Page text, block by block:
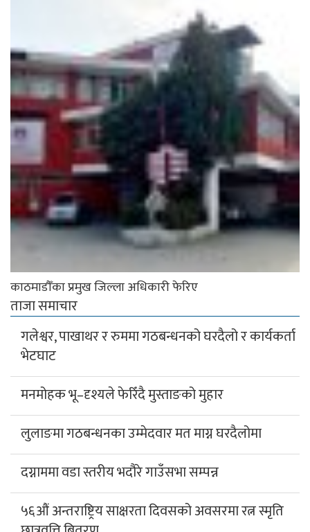
काठमाडौँका प्रमुख जिल्ला अधिकारी फेरिए
ताजा समाचार
गलेश्वर, पाखाथर र रुममा गठबन्धनको घरदैलो र कार्यकर्ता
भेटघाट
मनमोहक भू–दृश्यले फेरिँदै मुस्ताङको मुहार
लुलाङमा गठबन्धनका उम्मेदवार मत माग्न घरदैलोमा
दग्नाममा वडा स्तरीय भदौरे गाउँसभा सम्पन्न
५६औं अन्तराष्ट्रिय साक्षरता दिवसको अवसरमा रत्न स्मृति